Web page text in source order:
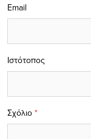
Σχόλιο *
Email
Ιστότοπος